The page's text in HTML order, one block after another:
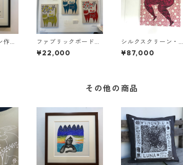
作品
ファブリックボード：
檸檬猫
¥22,000
シルクスクリーン・フ
ァブリックボード作品
/ 進めわたしの命
¥87,000
その他の商品